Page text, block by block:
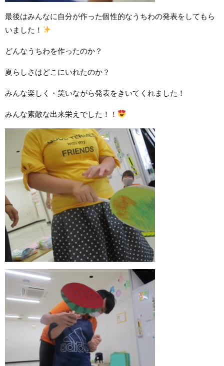
最後はみんなに自分が作った個性的なうちわの発表をしてもら
いました！
どんなうちわを作ったのか？
夏らしさはどこにいれたのか？
みんな楽しく・笑いながら発表をきいてくれました！
みんな素敵な出来栄えでした！！